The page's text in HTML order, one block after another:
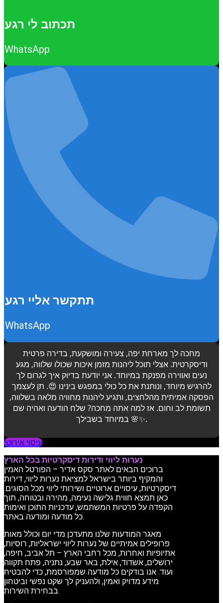
תכתוב לי רגע
WhatsApp
תתקשר אליי רגע
WhatsApp
מחכה לך מארחת יפה, צעירה ומושקעת, בדירה פרטית
ודיסקרטית. אצלי תוכל ליהנות מזמן איכות שכולו שלווה, מגע
נעים ואווירה מפנקת במיוחד. אני יודעת בדיוק איך לגרום לך
להרגיש מיוחד, ונותנת את כל כולי במפגש בינינו 😍. תן לעצמך
הפסקה אמיתית מהלחצים, ותגיע ליהנות מחוויה מלאה בשלווה,
תשומת לב וחום. אז למה אתה מחכה? שלח הודעה ואהיה שם
במיוחד בשבילך 🌸✨.
עיסוי אירוטי
נערות ליווי ודירות דיסקרטיות בכל הארץ
ברוכים הבאים לאתר סקס אדיר – הפורטל האמין
והמקיף ביותר בישראל למציאת נערות ליווי, דירות
דיסקרטיות, עיסויים ארוטיים ושירותי ליווי מכל הסוגים.
כאן תמצא חווית גלישה נעימה, מהירה ובטוחה, תוך
הקפדה על פרטיות המשתמש, עדכניות התוכן ואימות
כל מודעה ומודעה באתר.
מאגר המודעות שלנו מתעדכן מדי יום וכולל מאות
פרופילים אמיתיים של נערות ליווי ישראליות, רוסיות,
אתיופיות ואחרות, מכל רחבי הארץ – תל אביב, חיפה,
ירושלים, אשדוד, אילת, באר שבע, נתניה, פתח תקווה
ועוד. אנו בודקים כל מודעה שמפורסמת, כדי להבטיח
מידע מדויק ואמין, ולהעניק לך שקט נפשי וביטחון
בבחירת השירות.